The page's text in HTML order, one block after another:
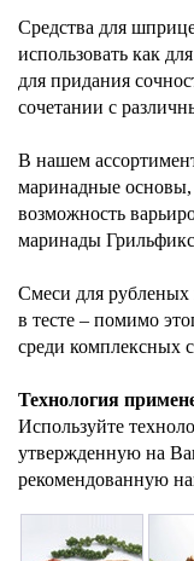
Средства для
использовать как
для придания
сочетании с
В нашем
маринадные основы,
возможность
маринады
Смеси для рубленых
в тесте – помимо
среди комплексных
Технология
Используйте
утвержденную на
рекомендованную